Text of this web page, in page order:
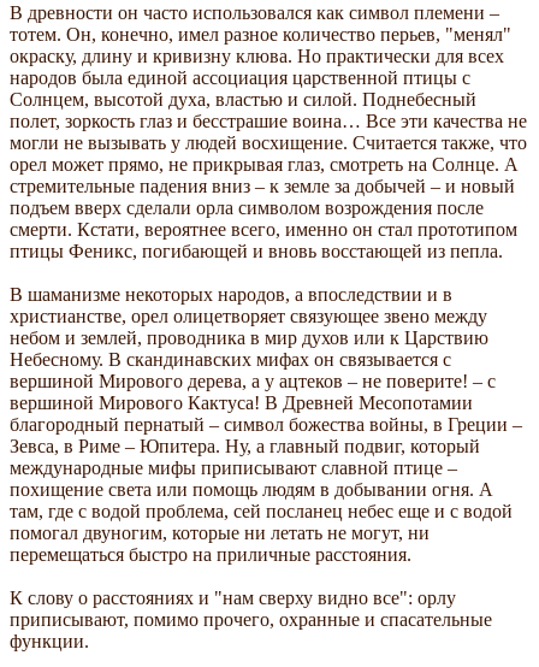
В древности он часто использовался как символ племени –
тотем. Он, конечно, имел разное количество перьев, "менял"
окраску, длину и кривизну клюва. Но практически для всех
народов была единой ассоциация царственной птицы с
Солнцем, высотой духа, властью и силой. Поднебесный
полет, зоркость глаз и бесстрашие воина… Все эти качества не
могли не вызывать у людей восхищение. Считается также, что
орел может прямо, не прикрывая глаз, смотреть на Солнце. А
стремительные падения вниз – к земле за добычей – и новый
подъем вверх сделали орла символом возрождения после
смерти. Кстати, вероятнее всего, именно он стал прототипом
птицы Феникс, погибающей и вновь восстающей из пепла.
В шаманизме некоторых народов, а впоследствии и в
христианстве, орел олицетворяет связующее звено между
небом и землей, проводника в мир духов или к Царствию
Небесному. В скандинавских мифах он связывается с
вершиной Мирового дерева, а у ацтеков – не поверите! – с
вершиной Мирового Кактуса! В Древней Месопотамии
благородный пернатый – символ божества войны, в Греции –
Зевса, в Риме – Юпитера. Ну, а главный подвиг, который
международные мифы приписывают славной птице –
похищение света или помощь людям в добывании огня. А
там, где с водой проблема, сей посланец небес еще и с водой
помогал двуногим, которые ни летать не могут, ни
перемещаться быстро на приличные расстояния.
К слову о расстояниях и "нам сверху видно все": орлу
приписывают, помимо прочего, охранные и спасательные
функции.